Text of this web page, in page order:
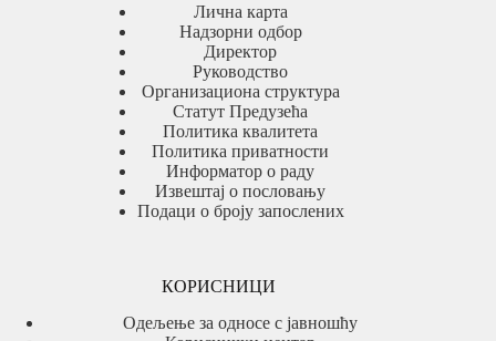
Лична карта
Надзорни одбор
Директор
Руководство
Организациона структура
Статут Предузећа
Политика квалитета
Политика приватности
Информатор о раду
Извештај о пословању
Подаци о броју запослених
КОРИСНИЦИ
Одељење за односе с јавношћу